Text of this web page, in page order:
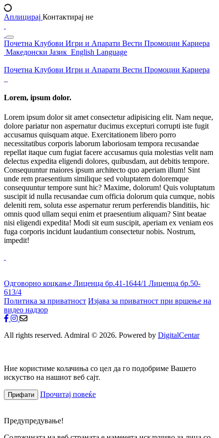
Аплицирај Контактирај не
Почетна Клубови Игри и Апарати Вести Промоции Кариера
Македонски Јазик English Language
Почетна Клубови Игри и Апарати Вести Промоции Кариера
Lorem, ipsum dolor.
Lorem ipsum dolor sit amet consectetur adipisicing elit. Nam neque,
dolore pariatur non aspernatur ducimus excepturi corrupti iste fugit
accusamus quisquam atque. Exercitationem libero porro
necessitatibus corporis laborum laboriosam tempora recusandae
repellat itaque cum fugiat facere accusamus quia molestias velit nam
delectus expedita eligendi dolores, quibusdam, aut debitis tempore.
Consequuntur maiores ipsum architecto quo aperiam illum! Sint
unde rem praesentium similique sed voluptatem doloremque
consequuntur tempore sunt hic? Maxime, dolorum! Quis voluptatum
suscipit id nulla recusandae cum officia dolorum quia cumque, nobis
deleniti rem, soluta esse aspernatur rerum perferendis blanditiis, hic
omnis quod ullam sequi enim et praesentium aliquam? Sint beatae
nisi eligendi expedita! Modi sit eum suscipit, aperiam ex veniam eos
fuga corporis incidunt laudantium consectetur nobis. Nostrum,
impedit!
Одговорно коцкање Лиценца бр.41-1644/1 Лиценца бр.50-
613/4
Политика за приватност Изјава за приватност при вршење на
видео надзор
All rights reserved. Admiral © 2026. Powered by DigitalCentar
Ние користиме колачиња со цел да го подобриме Вашето
искуство на нашиот веб сајт.
Прифати Прочитај повеќе
Предупредување!